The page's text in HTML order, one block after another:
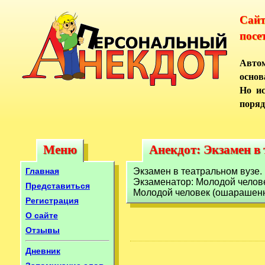
Но
Меню
Меню
Главная
Представиться
Регистрация
О сайте
Отзывы
Дневник
Анекдот: Экзамен
Анекдот: Экзамен в
Экзамен в театральном вузе.
Экзаменатор: Молодой
Молодой человек